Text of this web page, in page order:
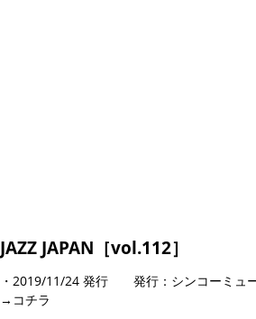
JAZZ JAPAN［vol.112］
・2019/11/24 発行 発行：シンコーミュー
→コチラ